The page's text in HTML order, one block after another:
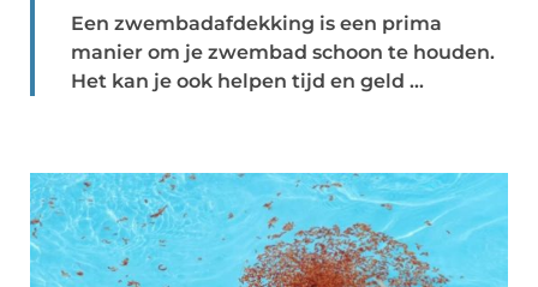
Een zwembadafdekking is een prima
manier om je zwembad schoon te houden.
Het kan je ook helpen tijd en geld ...